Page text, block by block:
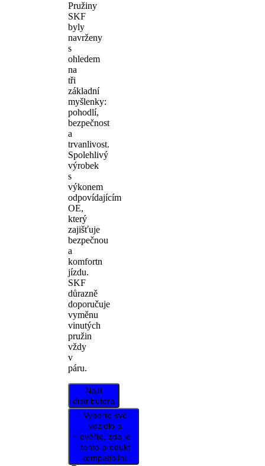
Pružiny
SKF
byly
navrženy
s
ohledem
na
tři
základní
myšlenky:
pohodlí,
bezpečnost
a
trvanlivost.
Spolehlivý
výrobek
s
výkonem
odpovídajícím
OE,
který
zajišťuje
bezpečnou
a
komfortn
jízdu.
SKF
důrazně
doporučuje
vyměnu
vinutých
pružin
vždy
v
páru.
Najít
distributora
Vyberte své
vozidlo a
ověřte, zda je
tento produkt
kompatibilní.